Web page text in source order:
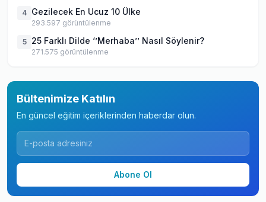
4 Gezilecek En Ucuz 10 Ülke
293.597 görüntülenme
5 25 Farklı Dilde ‘’Merhaba’’ Nasıl Söylenir?
271.575 görüntülenme
Bültenimize Katılın
En güncel eğitim içeriklerinden haberdar olun.
Abone Ol